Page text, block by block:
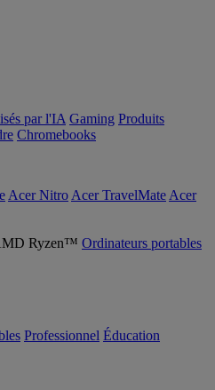
par l'IA Gaming Produits
Chromebooks
Acer Nitro Acer TravelMate Acer
Ordinateurs portables
Professionnel Éducation